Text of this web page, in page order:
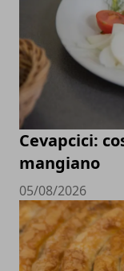
Cevapcici:
mangiano
05/08/2026